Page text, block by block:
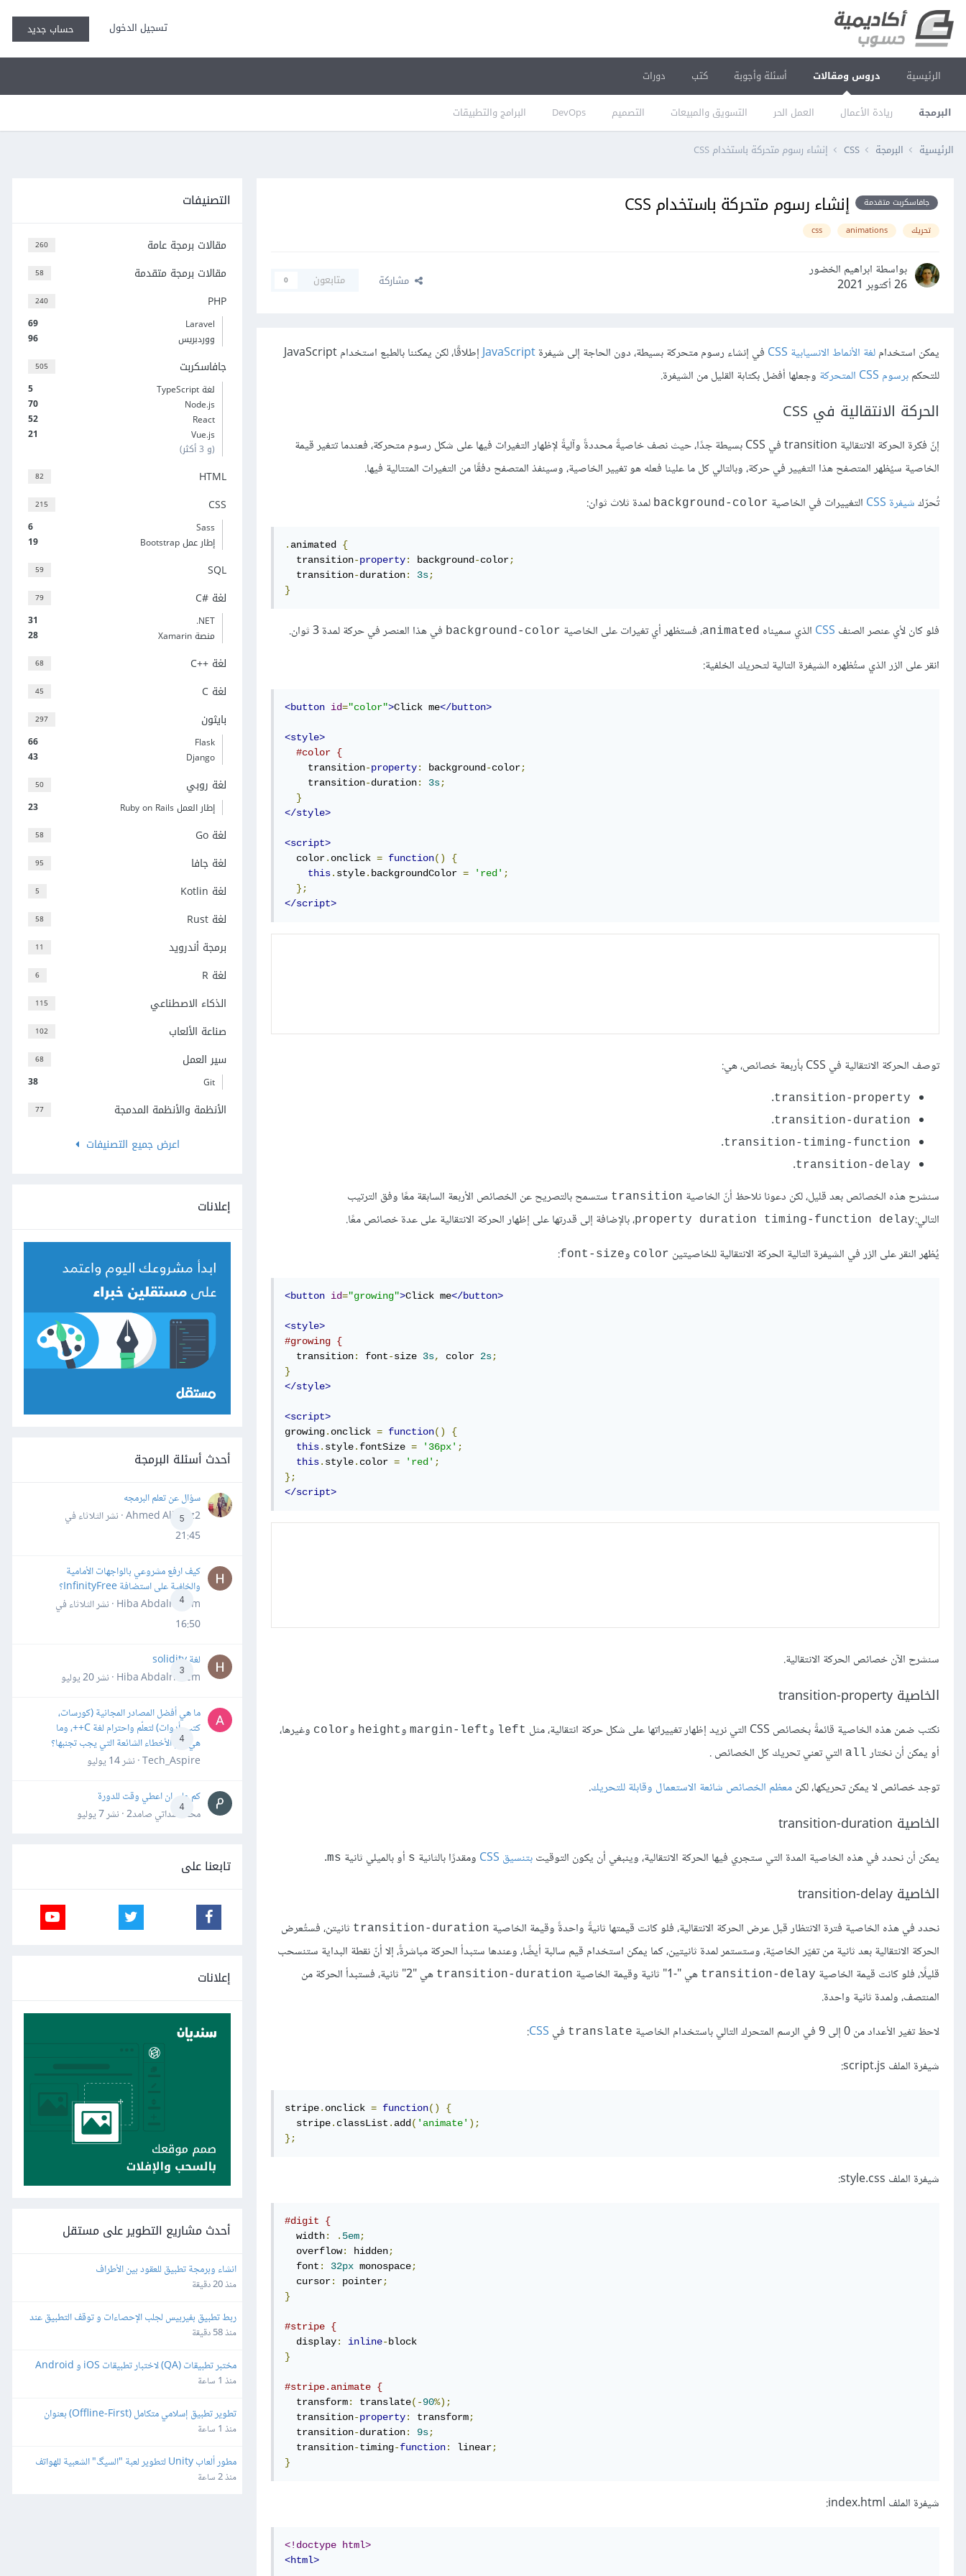
تسجيل الدخول حساب جديد
الرئيسية دروس ومقالات
البرمجة ريادة الأعمال العمل الحر التسويق والمبيعات التصميم DevOps البرامج والتطبيقات
أسئلة وأجوبة كتب دورات
الرئيسية البرمجة CSS إنشاء رسوم متحركة باستخدام CSS
جافاسكربت متقدمة إنشاء رسوم متحركة باستخدام CSS
تحريك animations
css
بواسطة ابراهيم الخضور
26 أكتوبر 2021
مشاركة متابعون 0
يمكن استخداملغة الأنماط الانسيابية CSS في إنشاء رسوم متحركة بسيطة، دون الحاجة إلى شيفرةJavaScript
إطلاقًا، لكن يمكننا بالطبع استخدام JavaScript
للتحكمبرسوم CSS المتحركة وجعلها أفضل بكتابة القليل من الشيفرة.
الحركة الانتقالية في CSS
إنّ فكرة الحركة الانتقالية transition في CSS بسيطة جدًا، حيث نصف خاصيةً محددةً وآليةً لإظهار التغيرات فيها على شكل رسوم متحركة، فعندما تتغير قيمة
الخاصية سيُظهر المتصفح هذا التغيير في حركة، وبالتالي كل ما علينا فعله هو تغيير الخاصية، وسينفذ المتصفح دفقًا من التغيرات المتتالية فيها.
تُحرّكشيفرة CSS التغييرات في الخاصية background-color لمدة ثلاث ثوان:
. animated {
  transition
-property: background -color;
  transition
-duration: 3s;
}
فلو كان لأي عنصر الصنف CSS الذي سميناه animated، فستظهر أي تغيرات على الخاصية background-color في هذا العنصر في حركة لمدة 3 ثوان.
انقر على الزر الذي ستُظهره الشيفرة التالية لتحريك الخلفية:
<button id="color">Click me</button>
<style>
#color {
    transition
-property: background -color;
    transition
-duration: 3s;
}
</style>
<script>
  color
. onclick = function()
{
this. style. backgroundColor = 'red' ;
};
</script>
توصف الحركة الانتقالية في CSS بأربعة خصائص، هي:
transition-property
.
transition-duration
.
transition-timing-function
.
transition-delay
.
سنشرح هذه الخصائص بعد قليل، لكن دعونا نلاحظ أنّ الخاصية transition ستسمح بالتصريح عن الخصائص الأربعة السابقة معًا وفق الترتيب
التالي:property duration timing-function delay، بالإضافة إلى قدرتها على إظهار الحركة الانتقالية على عدة خصائص معًا.
يُظهر النقر على الزر في الشيفرة التالية الحركة الانتقالية للخاصيتين color وfont-size
:
<button id="growing">Click me</button>
<style>
#growing {
  transition
: font-size 3s, color 2s;
}
</style>
<script>
growing. onclick = function()
{
this. style. fontSize = '36px' ;
this. style. color = 'red' ;
};
</script>
سنشرح الآن خصائص الحركة الانتقالية.
الخاصية transition-property
نكتب ضمن هذه الخاصية قائمةً بخصائص CSS التي نريد إظهار تغييراتها على شكل حركة انتقالية، مثل left وmargin-left وheight وcolor وغيرها،
أو يمكن أن نختار all التي تعني تحريك كل الخصائص .
توجد خصائص لا يمكن تحريكها، لكنمعظم الخصائص شائعة الاستعمال وقابلة للتحريك.
الخاصية transition-duration
يمكن أن نحدد في هذه الخاصية المدة التي ستجري فيها الحركة الانتقالية، وينبغي أن يكون التوقيتبتنسيق CSS ومقدرًا بالثانية s أو بالميلي ثانية ms
.
الخاصية transition-delay
نحدد في هذه الخاصية فترة الانتظار قبل عرض الحركة الانتقالية، فلو كانت قيمتها ثانيةً واحدةً وقيمة الخاصية transition-duration ثانيتن، فستُعرض
الحركة الانتقالية بعد ثانية من تغيّر الخاصيّة، وستستمر لمدة ثانيتين، كما يمكن استخدام قيم سالبة أيضًا، وعندها ستبدأ الحركة مباشرةً، إلا أنّ نقطة البداية ستنسحب
قليلًا، فلو كانت قيمة الخاصية transition-delay هي "-1" ثانية وقيمة الخاصية transition-duration
هي "2" ثانية، فستبدأ الحركة من
المنتصف، ولمدة ثانية واحدة.
لاحظ تغير الأعداد من 0 إلى 9 في الرسم المتحرك التالي باستخدام الخاصية
translate في CSS
:
شيفرة الملف script.js:
stripe. onclick = function()
{
  stripe
. classList . add ( 'animate' );
};
شيفرة الملف style.css:
#digit {
  width
: . 5em;
  overflow
: hidden;
  font
: 32px monospace;
  cursor
: pointer;
}
#stripe {
  display
: inline-
}
#stripe.animate {
  transform
: translate(-90%);
  transition
-property: transform;
  transition
-duration: 9s;
  transition
-timing-function: linear;
}
شيفرة الملف index.html:
<!doctype html>
<html>
التصنيفات
260 مقالات برمجة عامة
58 مقالات برمجة متقدمة
240 PHP
69
Laravel
96
ووردبريس
505 جافاسكربت
5
لغة TypeScript
70
Node.js
52
React
21
Vue.js
(و 3 أكثر)
82 HTML
215 CSS
6
Sass
19
إطار عمل Bootstrap
59 SQL
79 لغة C#‎
31
‎.NET
28
منصة Xamarin
68 لغة C++‎
45 لغة C
297 بايثون
66
Flask
43
Django
50 لغة روبي
23 إطار العمل Ruby on Rails
58 لغة Go
95 لغة جافا
5 لغة Kotlin
58 لغة Rust
11 برمجة أندرويد
6 لغة R
115 الذكاء الاصطناعي
102 صناعة الألعاب
68 سير العمل
38 Git
77
الأنظمة والأنظمة المدمجة
اعرض جميع التصنيفات
إعلانات
أحدث أسئلة البرمجة
5
سؤال عن تعلم البرمجه
Ahmed Alhafiz2 · نشر
الثلاثاء في
21:45
4
كيف ارفع مشروعي بالواجهات الأمامية
والخلفية على استضافة InfinityFree؟
Hiba Abdalrheem · نشر
الثلاثاء في
16:50
3
لغة solidity
Hiba Abdalrheem · نشر
20 يوليو
4
ما هي أفضل المصادر المجانية (كورسات،
كتب، أدوات) لتعلّم واحترام لغة C++، وما
هي أهم الأخطاء الشائعة التي يجب تجنبها؟
Tech_Aspire · نشر
14 يوليو
4
كم علي ان اعطي وقت للدورة
محمد سداتي صامد2 · نشر
7 يوليو
تابعنا على
إعلانات
أحدث مشاريع التطوير على مستقل
انشاء وبرمجة تطبيق للعقود بين الأطراف
منذ 20 دقيقة
مدة ٣ ايام
منذ 58 دقيقة
مختبر تطبيقات (QA) لاختبار تطبيقات iOS و Android
منذ 1 ساعة
"طالب العلم" للأندرويد و iOS
منذ 1 ساعة
الذكية
منذ 2 ساعة